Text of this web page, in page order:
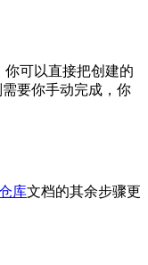
你可以直接把创建的
要你手动完成，你
库文档的其余步骤更